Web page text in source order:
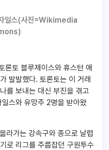
일스(사진=Wikimedia
론토 블루제이스와 휴스턴 애
발발했다. 토론토는 이 거래
를 보내는 대신 부진을 겪고
스와 유망주 2명을 받아왔
라가는 강속구와 종으로 날렵
로 리그를 주름잡던 구원투수